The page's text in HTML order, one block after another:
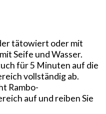
tätowiert oder mit
Seife und Wasser.
für 5 Minuten auf die
vollständig ab.
Rambo-
auf und reiben Sie